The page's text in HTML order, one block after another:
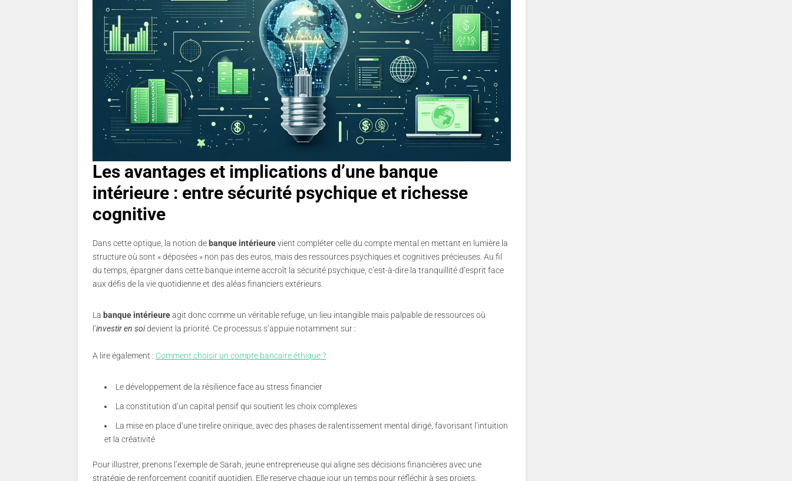
Les avantages et implications d’une banque
intérieure : entre sécurité psychique et richesse
cognitive
Dans cette optique, la notion de banque intérieurevient compléter celle du compte mental en mettant en lumière la
structure où sont « déposées » non pas des euros, mais des ressources psychiques et cognitives précieuses. Au fil
du temps, épargner dans cette banque interne accroît la sécurité psychique, c’est-à-dire la tranquillité d’esprit face
aux défis de la vie quotidienne et des aléas financiers extérieurs.
La banque intérieureagit donc comme un véritable refuge, un lieu intangible mais palpable de ressources où
l’investir en soidevient la priorité. Ce processus s’appuie notamment sur :
A lire également : Comment choisir un compte bancaire éthique ?
Le développement de la résilience face au stress financier
La constitution d’un capital pensif qui soutient les choix complexes
La mise en place d’une tirelire onirique, avec des phases de ralentissement mental dirigé, favorisant l’intuition
et la créativité
Pour illustrer, prenons l’exemple de Sarah, jeune entrepreneuse qui aligne ses décisions financières avec une
stratégie de renforcement cognitif quotidien. Elle reserve chaque jour un temps pour réfléchir à ses projets,